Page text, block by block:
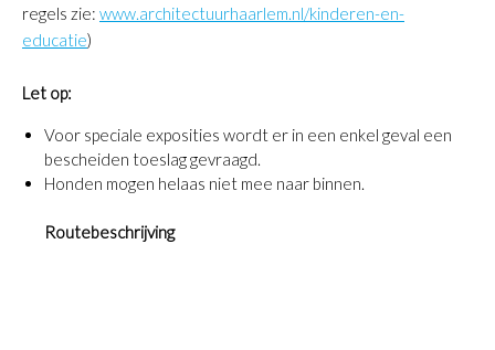
regels zie: www.architectuurhaarlem.nl/kinderen-en-
educatie)
Let op:
Voor speciale exposities wordt er in een enkel geval een
bescheiden toeslag gevraagd.
Honden mogen helaas niet mee naar binnen.
Routebeschrijving